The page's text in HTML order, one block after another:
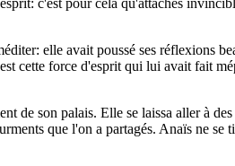
elle avait poussé ses réflexions
cette force d'esprit qui lui avait fait
de son palais. Elle se laissa aller à
que l'on a partagés. Anaïs ne